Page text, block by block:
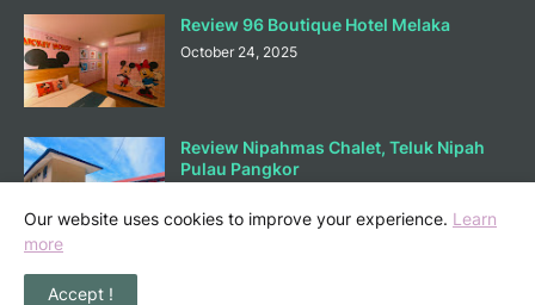
Review 96 Boutique Hotel Melaka
October 24, 2025
Review Nipahmas Chalet, Teluk Nipah
Pulau Pangkor
Our website uses cookies to improve your experience. Learn
more
Accept !